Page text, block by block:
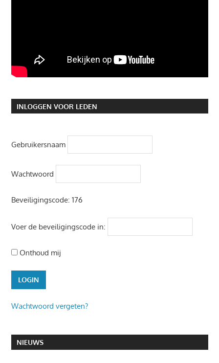
INLOGGEN VOOR LEDEN
Gebruikersnaam
Wachtwoord
Beveiligingscode: 176
Voer de beveiligingscode in:
Onthoud mij
Wachtwoord vergeten?
NIEUWS